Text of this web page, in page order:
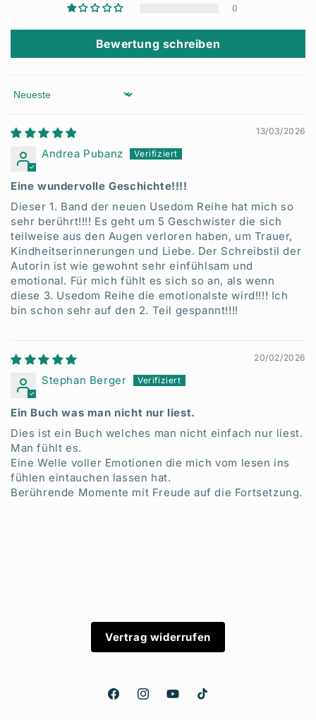
0
Bewertung schreiben
Sort by
13/03/2026
Andrea Pubanz
Eine wundervolle Geschichte!!!!
Dieser 1. Band der neuen Usedom Reihe hat mich so
sehr berührt!!!! Es geht um 5 Geschwister die sich
teilweise aus den Augen verloren haben, um Trauer,
Kindheitserinnerungen und Liebe. Der Schreibstil der
Autorin ist wie gewohnt sehr einfühlsam und
emotional. Für mich fühlt es sich so an, als wenn
diese 3. Usedom Reihe die emotionalste wird!!!! Ich
bin schon sehr auf den 2. Teil gespannt!!!!
20/02/2026
Stephan Berger
Ein Buch was man nicht nur liest.
Dies ist ein Buch welches man nicht einfach nur liest.
Man fühlt es.
Eine Welle voller Emotionen die mich vom lesen ins
fühlen eintauchen lassen hat.
Berührende Momente mit Freude auf die Fortsetzung.
Vertrag widerrufen
FacebookInstagramYouTubeTikTok